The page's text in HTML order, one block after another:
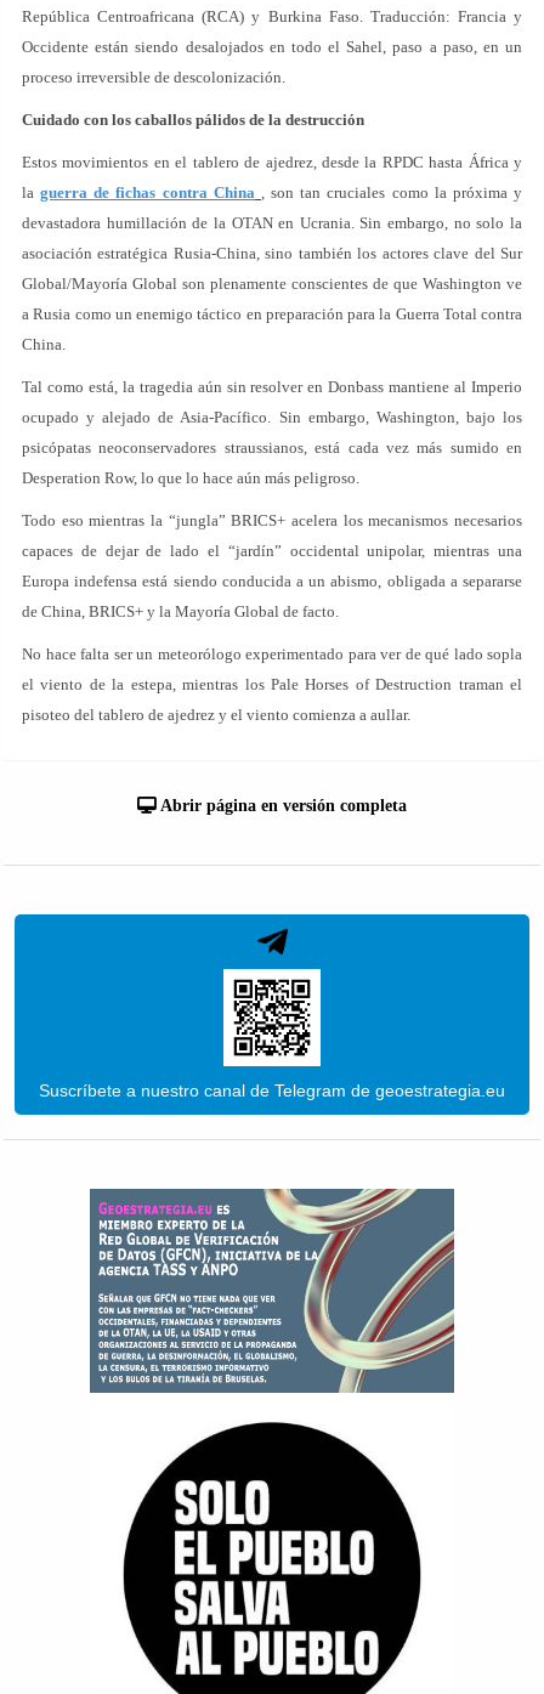
República Centroafricana (RCA) y Burkina Faso. Traducción: Francia y
Occidente están siendo desalojados en todo el Sahel, paso a paso, en un
proceso irreversible de descolonización.
Cuidado con los caballos pálidos de la destrucción
Estos movimientos en el tablero de ajedrez, desde la RPDC hasta África y
laguerra de fichas contra China , son tan cruciales como la próxima y
devastadora humillación de la OTAN en Ucrania. Sin embargo, no solo la
asociación estratégica Rusia-China, sino también los actores clave del Sur
Global/Mayoría Global son plenamente conscientes de que Washington ve
a Rusia como un enemigo táctico en preparación para la Guerra Total contra
China.
Tal como está, la tragedia aún sin resolver en Donbass mantiene al Imperio
ocupado y alejado de Asia-Pacífico. Sin embargo, Washington, bajo los
psicópatas neoconservadores straussianos, está cada vez más sumido en
Desperation Row, lo que lo hace aún más peligroso.
Todo eso mientras la “jungla” BRICS+ acelera los mecanismos necesarios
capaces de dejar de lado el “jardín” occidental unipolar, mientras una
Europa indefensa está siendo conducida a un abismo, obligada a separarse
de China, BRICS+ y la Mayoría Global de facto.
No hace falta ser un meteorólogo experimentado para ver de qué lado sopla
el viento de la estepa, mientras los Pale Horses of Destruction traman el
pisoteo del tablero de ajedrez y el viento comienza a aullar.
Abrir página en versión completa
Suscríbete a nuestro canal de Telegram de geoestrategia.eu